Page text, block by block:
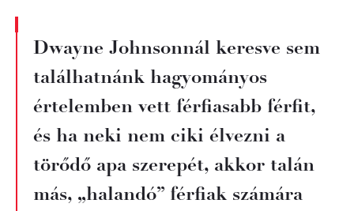
Dwayne Johnsonnál keresve sem
találhatnánk hagyományos
értelemben vett férfiasabb férfit,
és ha neki nem ciki élvezni a
törődő apa szerepét, akkor talán
más, „halandó” férfiak számára